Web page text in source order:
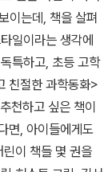
에 영화 '도망자'
재미있게 잘 읽었
영화 '나는 네가 지
되었어요. 그 영
척 재미있게 읽었
것은 위의 2권밖
에 선택했는데, 3
이는데, 책을 살펴
일이라는 생각에
특하고, 초등 고학
친절한 과학동화>
천하고 싶은 책이
면, 아이들에게도
이 책들 몇 권을